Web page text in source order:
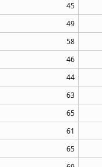
45
49
58
46
44
63
65
61
65